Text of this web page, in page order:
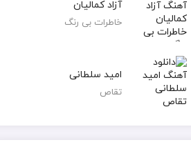
آزاد کمالیان
خاطرات بی رنگ
امید سلطانی
تقاص